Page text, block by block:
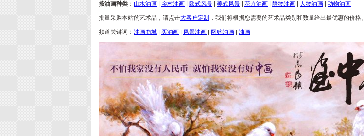
按油画种类 ： 山水油画 乡村油画 欧式风景 美式风景 花卉油画 静物油画 人物油画 动物油画
批量采购本站的艺术品，请点击大客户定制 ，我们将根据您需要的艺术品类别和数量给出最优惠的价格。
频道关键词： 油画商城 买油画 风景油画 网购油画 油画